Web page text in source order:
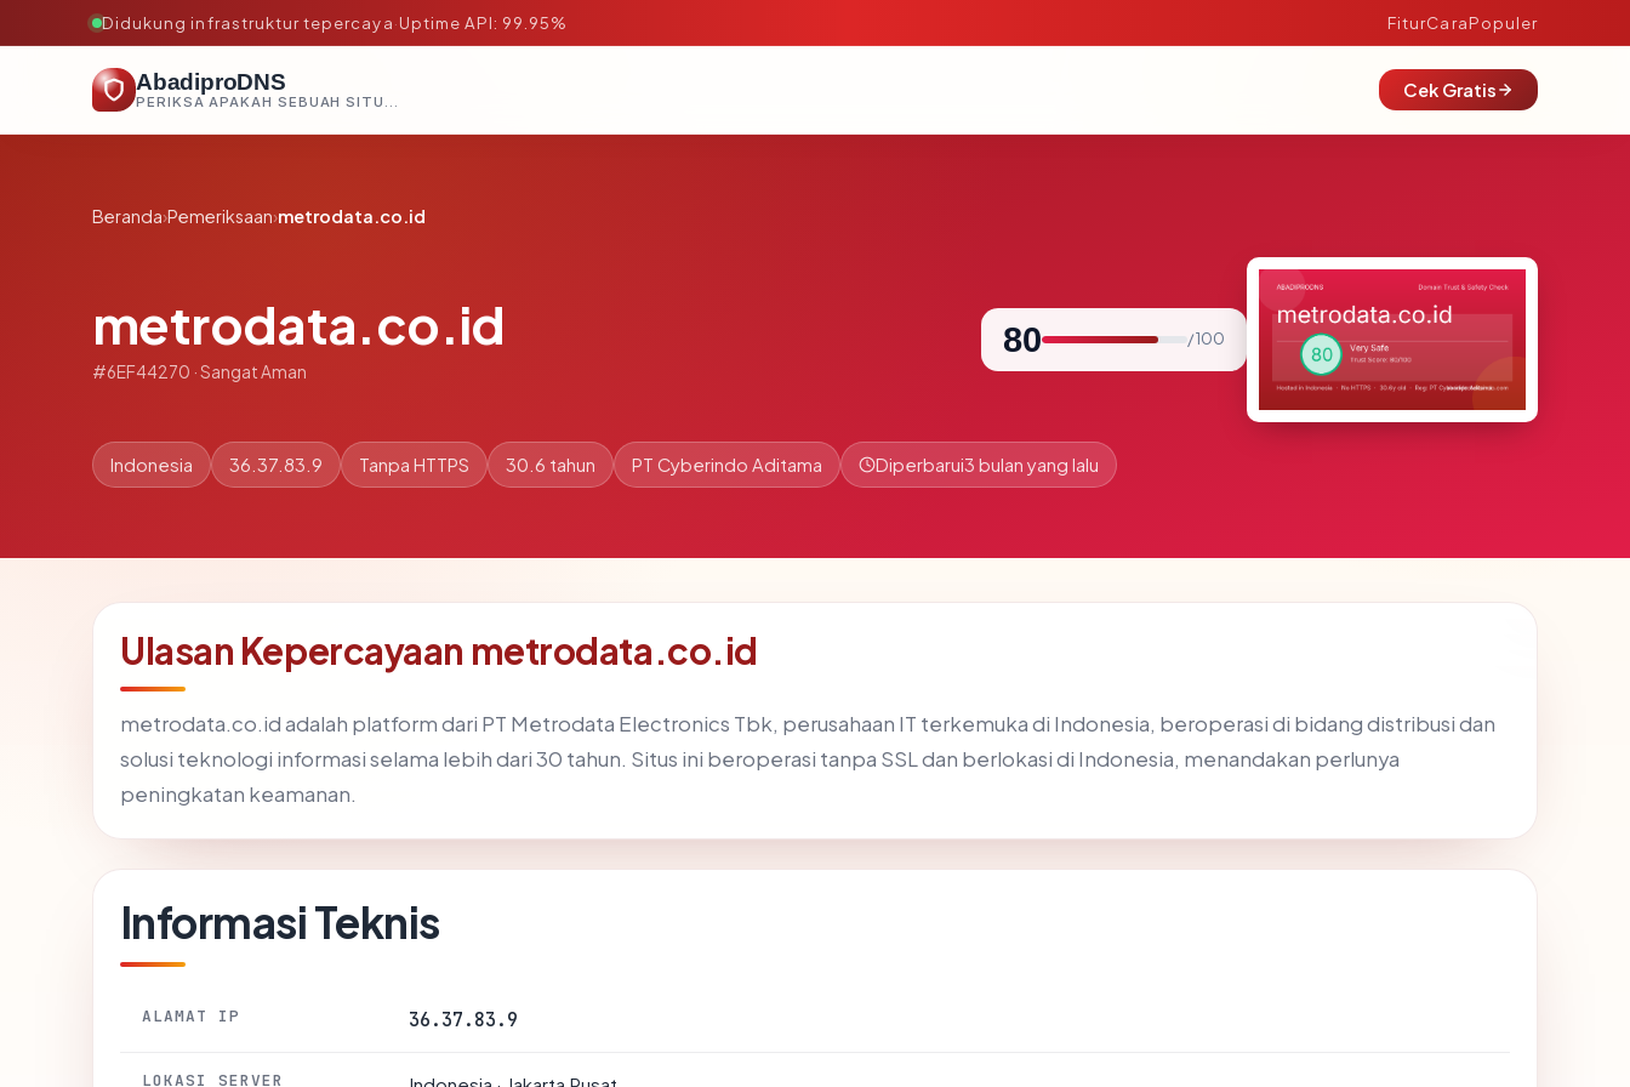
Didukung infrastruktur tepercaya·Uptime API: 99.95% FiturCaraPopuler
AbadiproDNS
PERIKSA APAKAH SEBUAH SITUS AMAN, TEPERCAYA, DAN TERVERIFIKASI DALAM HITUNGAN DETIK.
Cek Gratis
Beranda›Pemeriksaan›metrodata.co.id
metrodata.co.id
#6EF44270 · Sangat Aman
80 / 100
Indonesia 36.37.83.9 Tanpa HTTPS 30.6 tahun PT Cyberindo Aditama Diperbarui3 bulan yang lalu
Ulasan Kepercayaan metrodata.co.id
metrodata.co.id adalah platform dari PT Metrodata Electronics Tbk, perusahaan IT terkemuka di Indonesia, beroperasi di bidang distribusi dan
solusi teknologi informasi selama lebih dari 30 tahun. Situs ini beroperasi tanpa SSL dan berlokasi di Indonesia, menandakan perlunya
peningkatan keamanan.
Informasi Teknis
ALAMAT IP 36.37.83.9
LOKASI SERVER